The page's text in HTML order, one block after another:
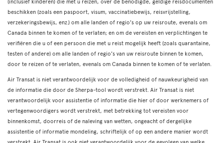
beschikken (zoals een paspoort, visum, vaccinatiebewijs, reisvrijstelling,
verzekeringsbewijs, enz.) om alle landen of regio's op uw reisroute, evenals om
Canada binnen te komen of te verlaten; en om de vereisten en verplichtingen te
verifiëren die u of een persoon die met u reist mogelijk heeft (zoals quarantaine,
testen of andere) om alle landen of regio's van uw reisroute binnen te komen,
door te reizen of te verlaten, evenals om Canada binnen te komen of te verlaten.
Air Transat is niet verantwoordelijk voor de volledigheid of nauwkeurigheid van
de informatie die door de Sherpa-tool wordt verstrekt. Air Transat is niet
verantwoordelijk voor assistentie of informatie die hier of door werknemers of
vertegenwoordigers wordt verstrekt, met betrekking tot vereisten voor
binnenkomst, doorreis of de naleving van wetten, ongeacht of dergelijke
assistentie of informatie mondeling, schriftelijk of op een andere manier wordt